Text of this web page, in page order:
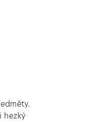
hezký